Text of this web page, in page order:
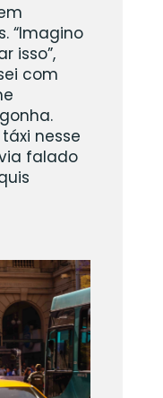
“Imagino
isso”,
com
nesse
falado